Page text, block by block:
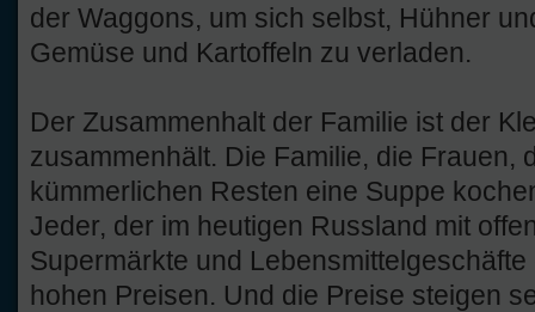
der Waggons, um sich selbst, Hühner
Gemüse und Kartoffeln zu verladen.
Der Zusammenhalt der Familie ist der
zusammenhält. Die Familie, die Frauen,
kümmerlichen Resten eine Suppe
Jeder, der im heutigen Russland mit
Supermärkte und
hohen Preisen. Und die Preise steigen